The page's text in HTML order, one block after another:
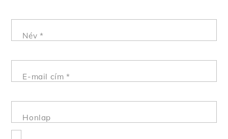
Név *
E-mail cím*
Honlap